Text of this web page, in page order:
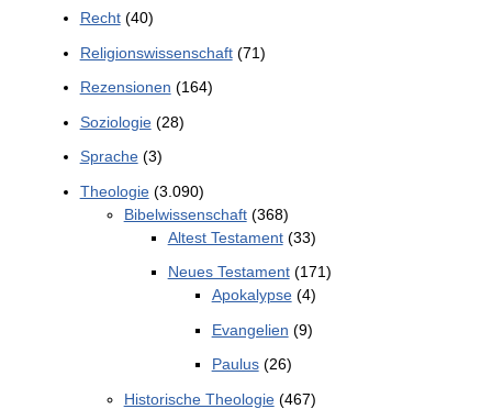
Recht(40)
Religionswissenschaft(71)
Rezensionen (164)
Soziologie(28)
Sprache(3)
Theologie(3.090)
Bibelwissenschaft(368)
Altest Testament(33)
Neues Testament(171)
Apokalypse(4)
Evangelien (9)
Paulus(26)
Historische Theologie(467)